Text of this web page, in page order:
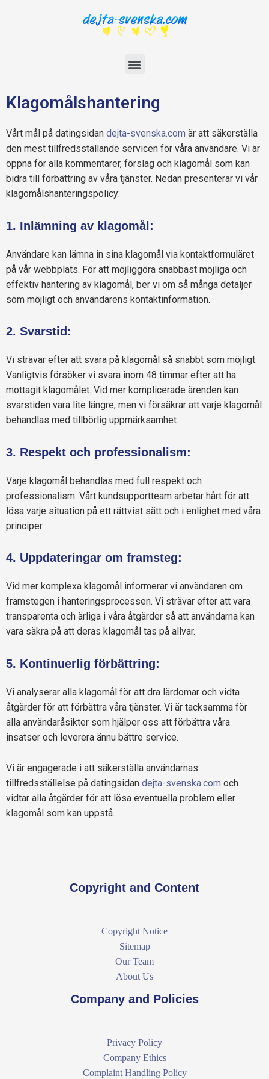
Klagomålshantering
Vårt mål på datingsidan dejta-svenska.com är att säkerställa
den mest tillfredsställande servicen för våra användare. Vi är
öppna för alla kommentarer, förslag och klagomål som kan
bidra till förbättring av våra tjänster. Nedan presenterar vi vår
klagomålshanteringspolicy:
1. Inlämning av klagomål:
Användare kan lämna in sina klagomål via kontaktformuläret
på vår webbplats. För att möjliggöra snabbast möjliga och
effektiv hantering av klagomål, ber vi om så många detaljer
som möjligt och användarens kontaktinformation.
2. Svarstid:
Vi strävar efter att svara på klagomål så snabbt som möjligt.
Vanligtvis försöker vi svara inom 48 timmar efter att ha
mottagit klagomålet. Vid mer komplicerade ärenden kan
svarstiden vara lite längre, men vi försäkrar att varje klagomål
behandlas med tillbörlig uppmärksamhet.
3. Respekt och professionalism:
Varje klagomål behandlas med full respekt och
professionalism. Vårt kundsupportteam arbetar hårt för att
lösa varje situation på ett rättvist sätt och i enlighet med våra
principer.
4. Uppdateringar om framsteg:
Vid mer komplexa klagomål informerar vi användaren om
framstegen i hanteringsprocessen. Vi strävar efter att vara
transparenta och ärliga i våra åtgärder så att användarna kan
vara säkra på att deras klagomål tas på allvar.
5. Kontinuerlig förbättring:
Vi analyserar alla klagomål för att dra lärdomar och vidta
åtgärder för att förbättra våra tjänster. Vi är tacksamma för
alla användaråsikter som hjälper oss att förbättra våra
insatser och leverera ännu bättre service.
Vi är engagerade i att säkerställa användarnas
tillfredsställelse på datingsidan dejta-svenska.com och
vidtar alla åtgärder för att lösa eventuella problem eller
klagomål som kan uppstå.
Copyright and Content
Copyright Notice
Sitemap
Our Team
About Us
Company and Policies
Privacy Policy
Company Ethics
Complaint Handling Policy